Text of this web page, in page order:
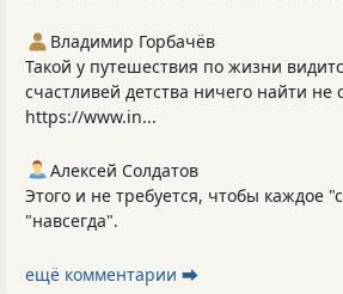
Владимир Горбачёв
Такой у путешествия по жизни
счастливей детства ничего найти не
https://www.in...
Алексей Солдатов
Этого и не требуется, чтобы каждое
"навсегда".
ещё комментарии ⮕